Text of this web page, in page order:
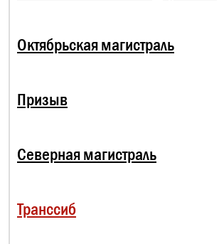
Октябрьская магистраль
Призыв
Северная магистраль
Транссиб